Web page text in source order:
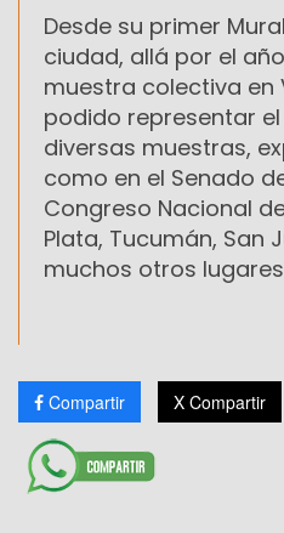
Desde su primer
ciudad, allá por el
muestra colectiva en
podido representar
diversas muestras,
como en el Senado
Congreso Nacional
Plata, Tucumán, San
muchos otros
Compartir X Compartir